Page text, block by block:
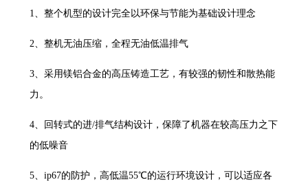
1、整个机型的设计完全以环保与节能为基础设计理念
2、整机无油压缩，全程无油低温排气
3、采用镁铝合金的高压铸造工艺，有较强的韧性和散热能
力。
4、回转式的进/排气结构设计，保障了机器在较高压力之下
的低噪音
5、ip67的防护，高低温55℃的运行环境设计，可以适应各